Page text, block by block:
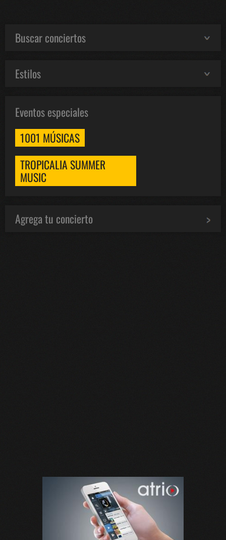
Buscar conciertos
Estilos
Eventos especiales
1001 MÚSICAS
TROPICALIA SUMMER
MUSIC
Agrega tu concierto